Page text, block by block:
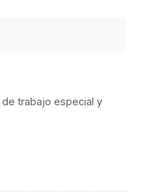
trabajo especial y